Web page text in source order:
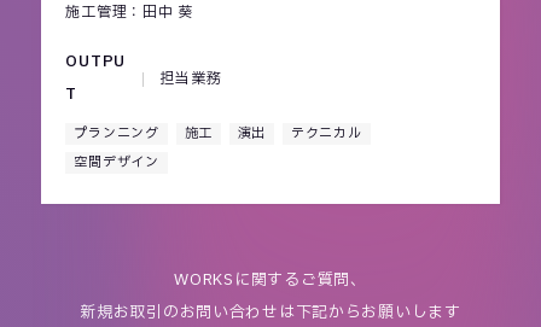
施工管理：田中 葵
OUTPU
T
担当業務
プランニング 施工 演出
テクニカル
空間デザイン
WORKSに関するご質問、
新規お取引のお問い合わせは下記からお願いします